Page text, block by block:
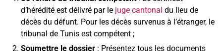
d’hérédité est délivré par le juge cantonal du lieu de
décès du défunt. Pour les décès survenus à l’étranger, le
tribunal de Tunis est compétent ;
Soumettre le dossier : Présentez tous les documents